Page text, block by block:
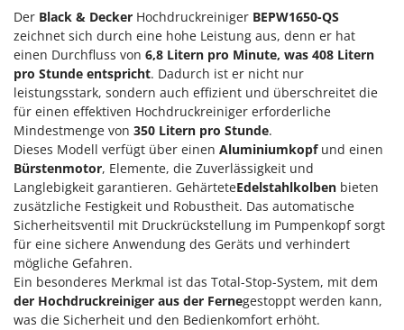
Rasensodenschneider
Rasentraktoren Aufsitzmäher
Rasentrimmer - Kantenschneider
Rasentrimmer - Motorsensen - Freischneider
Rührtöpfe mit Elektrischem Rührwerk
Rupfmaschinen
S
Sämaschinen und Düngerstreuer
Scheibenpflüge
Schneefräsen
Schneeräumer
Girmi
Goodyear
GRAEF
Gre
GreenBay
Greenworks
GRIFO
GVS
GYS
H
Hailo
Helvi
Der Black & Decker Hochdruckreiniger BEPW1650-QS
zeichnet sich durch eine hohe Leistung aus, denn er hat
einen Durchfluss von 6,8 Litern pro Minute, was 408 Litern
pro Stunde entspricht. Dadurch ist er nicht nur
leistungsstark, sondern auch effizient und überschreitet die
für einen effektiven Hochdruckreiniger erforderliche
Mindestmenge von 350 Litern pro Stunde.
Dieses Modell verfügt über einen Aluminiumkopfund einen
Bürstenmotor, Elemente, die Zuverlässigkeit und
Langlebigkeit garantieren. GehärteteEdelstahlkolben bieten
zusätzliche Festigkeit und Robustheit. Das automatische
Sicherheitsventil mit Druckrückstellung im Pumpenkopf sorgt
für eine sichere Anwendung des Geräts und verhindert
mögliche Gefahren.
Ein besonderes Merkmal ist das Total-Stop-System, mit dem
der Hochdruckreiniger aus der Fernegestoppt werden kann,
was die Sicherheit und den Bedienkomfort erhöht.